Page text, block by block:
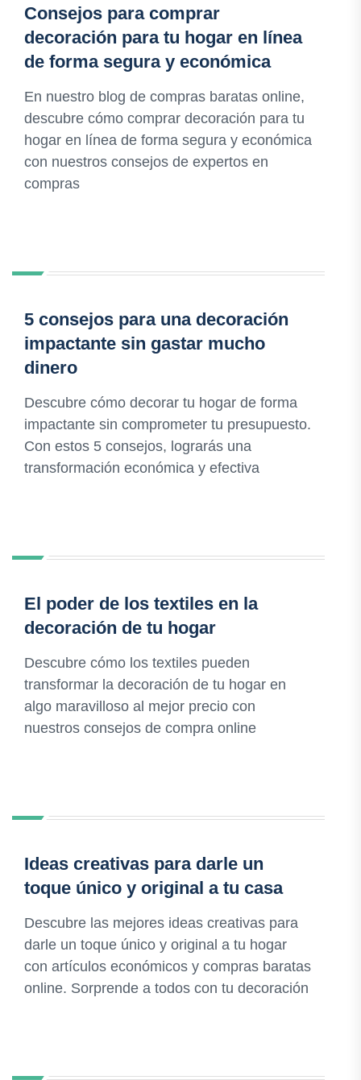
Consejos para comprar
decoración para tu hogar en línea
de forma segura y económica
En nuestro blog de compras baratas online,
descubre cómo comprar decoración para tu
hogar en línea de forma segura y económica
con nuestros consejos de expertos en
compras
5 consejos para una decoración
impactante sin gastar mucho
dinero
Descubre cómo decorar tu hogar de forma
impactante sin comprometer tu presupuesto.
Con estos 5 consejos, lograrás una
transformación económica y efectiva
El poder de los textiles en la
decoración de tu hogar
Descubre cómo los textiles pueden
transformar la decoración de tu hogar en
algo maravilloso al mejor precio con
nuestros consejos de compra online
Ideas creativas para darle un
toque único y original a tu casa
Descubre las mejores ideas creativas para
darle un toque único y original a tu hogar
con artículos económicos y compras baratas
online. Sorprende a todos con tu decoración